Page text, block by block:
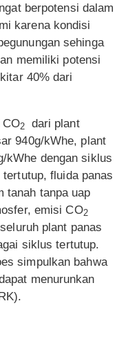
berpotensi dalam
karena kondisi
sehinga
memiliki potensi
40% dari
CO2
dari plant
940g/kWhe, plant
kWhe dengan siklus
fluida panas
tanah tanpa uap
emisi CO2
plant panas
siklus tertutup.
simpulkan bahwa
menurunkan